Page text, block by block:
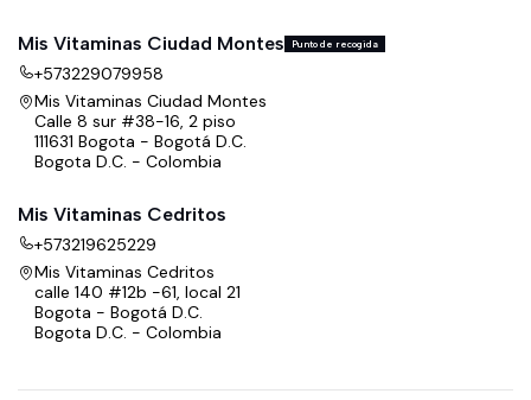
Mis Vitaminas Ciudad Montes Punto de recogida
+573229079958
Mis Vitaminas Ciudad Montes
Calle 8 sur #38-16, 2 piso
111631 Bogota - Bogotá D.C.
Bogota D.C. - Colombia
Mis Vitaminas Cedritos
+573219625229
Mis Vitaminas Cedritos
calle 140 #12b -61, local 21
Bogota - Bogotá D.C.
Bogota D.C. - Colombia